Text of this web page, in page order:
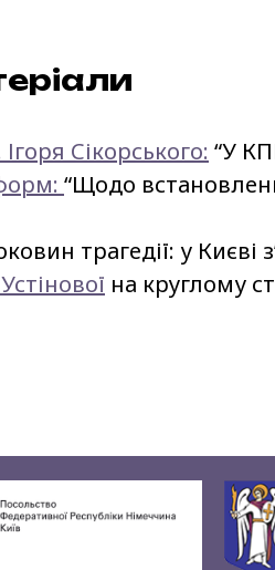
Сікорського: “У
“Щодо
трагедії: у
на круглому